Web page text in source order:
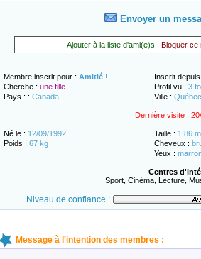
Envoyer un
Ajouter à la liste d'ami(e)s | Bloquer ce
Membre inscrit pour : Amitié! Inscrit depuis
Cherche : une fille Profil vu : 3
Pays : : Canada Ville : Québec
Dernière visite :
Né le : 12/09/1992 Taille : 1,86 m
Poids : 67 kg Cheveux :
Yeux :
Centres
Sport, Cinéma, Lecture,
Niveau de confiance :
Message à l'intention des membres :